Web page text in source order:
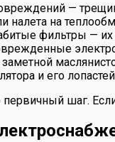
—
налета на
фильтры — их
заметной
и его
шаг.